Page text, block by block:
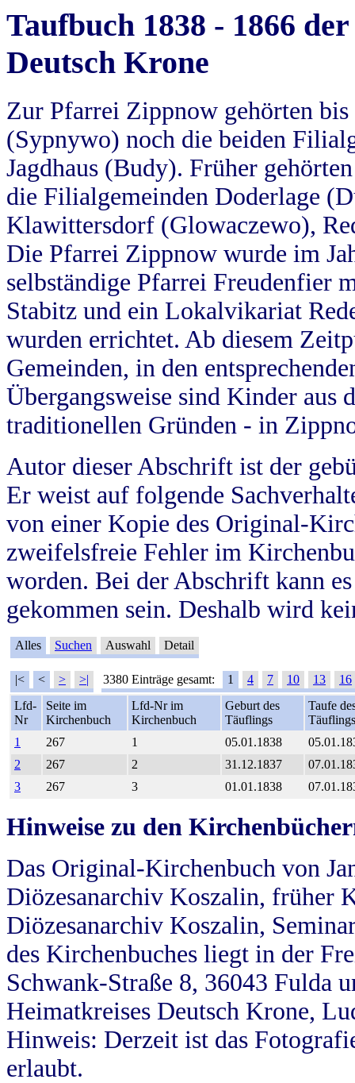
Taufbuch 1838 - 1866
Deutsch Krone
Zur Pfarrei Zippnow gehörten
(Sypnywo) noch die beiden
Jagdhaus (Budy). Früher
die Filialgemeinden Doderlage
Klawittersdorf (Glowaczewo),
Die Pfarrei Zippnow wurde im
selbständige Pfarrei Freudenfier
Stabitz und ein Lokalvikariat
wurden errichtet. Ab diesem
Gemeinden, in den
Übergangsweise sind Kinder aus
traditionellen Gründen - in
Autor dieser Abschrift ist der
Er weist auf folgende
von einer Kopie des Original-
zweifelsfreie Fehler im
worden. Bei der Abschrift kann
gekommen sein. Deshalb wird
Alles Suchen Auswahl Detail
|< < > >| 3380 Einträge gesamt: 1 4 7 10 13
16
Lfd-
Nr
Seite im
Kirchenbuch
Lfd-Nr im
Kirchenbuch
Geburt des
Täuflings
Taufe
Täuflings
1
267 1 05.01.1838
2
267 2 31.12.1837
3
267 3 01.01.1838
Hinweise zu den
Das Original-Kirchenbuch von
Diözesanarchiv Koszalin, früher
Diözesanarchiv Koszalin,
des Kirchenbuches liegt in der
Schwank-Straße 8, 36043 Fulda
Heimatkreises Deutsch Krone,
Hinweis: Derzeit ist das
erlaubt.